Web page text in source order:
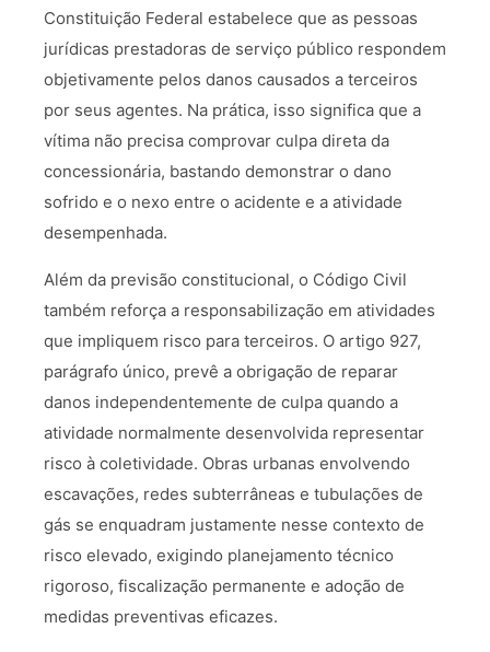
Constituição Federal estabelece que as pessoas
jurídicas prestadoras de serviço público respondem
objetivamente pelos danos causados a terceiros
por seus agentes. Na prática, isso significa que a
vítima não precisa comprovar culpa direta da
concessionária, bastando demonstrar o dano
sofrido e o nexo entre o acidente e a atividade
desempenhada.
Além da previsão constitucional, o Código Civil
também reforça a responsabilização em atividades
que impliquem risco para terceiros. O artigo 927,
parágrafo único, prevê a obrigação de reparar
danos independentemente de culpa quando a
atividade normalmente desenvolvida representar
risco à coletividade. Obras urbanas envolvendo
escavações, redes subterrâneas e tubulações de
gás se enquadram justamente nesse contexto de
risco elevado, exigindo planejamento técnico
rigoroso, fiscalização permanente e adoção de
medidas preventivas eficazes.